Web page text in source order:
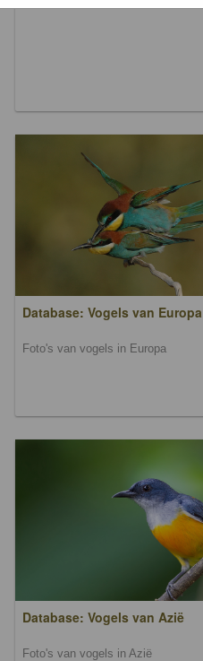
Database: Vogels van Europa
Foto's van vogels in Europa
Database: Vogels van Azië
Foto's van vogels in Azië